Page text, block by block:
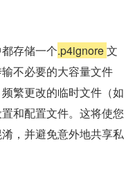
存储一个.p4ignore 文
不必要的大容量文件
繁更改的临时文件（如
和配置文件。这将使您
，并避免意外地共享私